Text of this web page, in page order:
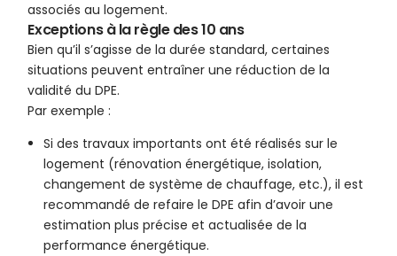
associés au logement.
Exceptions à la règle des 10 ans
Bien qu’il s’agisse de la durée standard, certaines
situations peuvent entraîner une réduction de la
validité du DPE.
Par exemple :
Si des travaux importants ont été réalisés sur le
logement (rénovation énergétique, isolation,
changement de système de chauffage, etc.), il est
recommandé de refaire le DPE afin d’avoir une
estimation plus précise et actualisée de la
performance énergétique.